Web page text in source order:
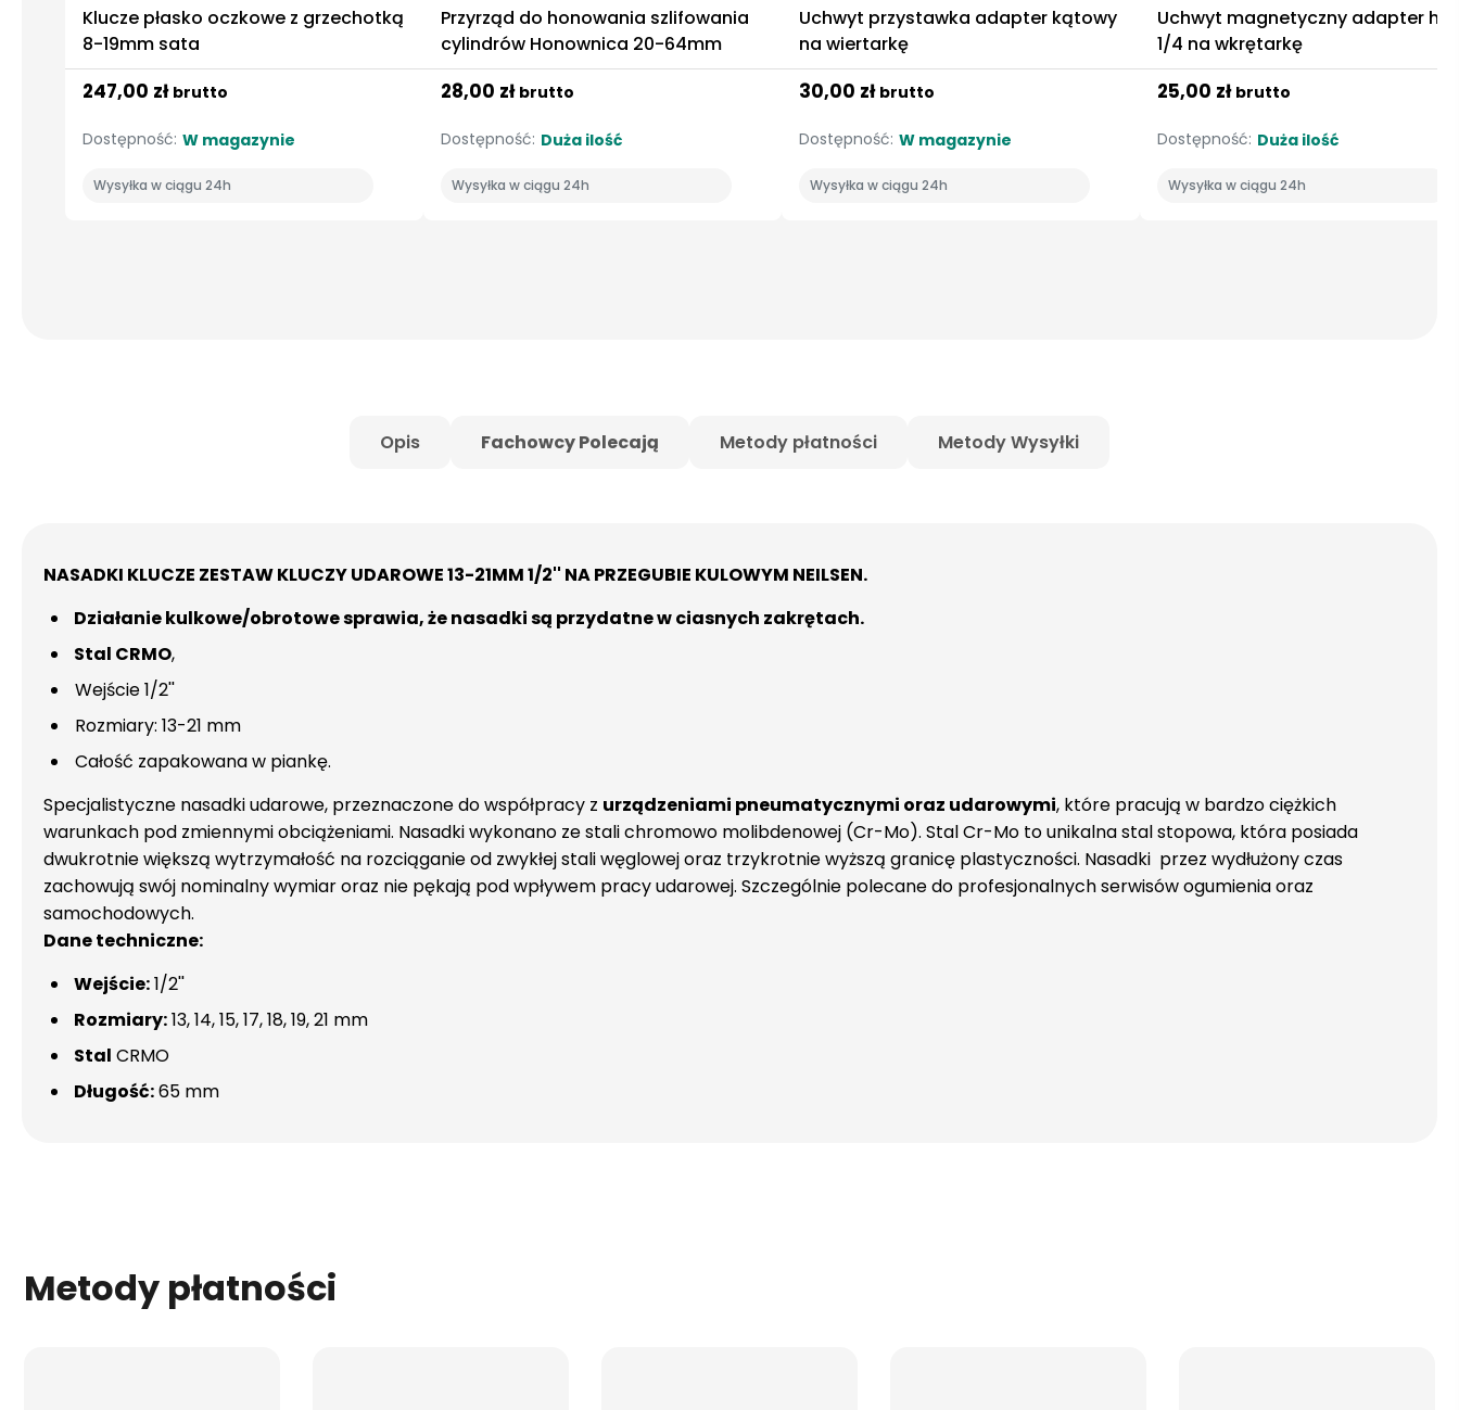
Klucze płasko oczkowe z grzechotką
8-19mm sata
247,00 zł brutto
Dostępność: W magazynie
Wysyłka w ciągu 24h
Przyrząd do honowania szlifowania
cylindrów Honownica 20-64mm
28,00 zł brutto
Dostępność: Duża ilość
Wysyłka w ciągu 24h
Uchwyt przystawka adapter kątowy
na wiertarkę
30,00 zł brutto
Dostępność: W magazynie
Wysyłka w ciągu 24h
Uchwyt magnetyczny adapter
1/4 na wkrętarkę
25,00 zł brutto
Dostępność: Duża ilość
Wysyłka w ciągu 24h
Opis Fachowcy Polecają Metody płatności Metody Wysyłki
NASADKI KLUCZE ZESTAW KLUCZY UDAROWE 13-21MM 1/2'' NA PRZEGUBIE KULOWYM NEILSEN.
Działanie kulkowe/obrotowe sprawia, że ​​nasadki są przydatne w ciasnych zakrętach.
Stal CRMO,
Wejście 1/2''
Rozmiary: 13-21 mm
Całość zapakowana w piankę.
Specjalistyczne nasadki udarowe, przeznaczone do współpracy z urządzeniami pneumatycznymi oraz udarowymi, które pracują w bardzo ciężkich
warunkach pod zmiennymi obciążeniami. Nasadki wykonano ze stali chromowo molibdenowej (Cr-Mo). Stal Cr-Mo to unikalna stal stopowa, która posiada
dwukrotnie większą wytrzymałość na rozciąganie od zwykłej stali węglowej oraz trzykrotnie wyższą granicę plastyczności. Nasadki przez wydłużony czas
zachowują swój nominalny wymiar oraz nie pękają pod wpływem pracy udarowej. Szczególnie polecane do profesjonalnych serwisów ogumienia oraz
samochodowych.
Dane techniczne:
Wejście:1/2''
Rozmiary:13, 14, 15, 17, 18, 19, 21 mm
Stal CRMO
Długość:65 mm
Metody płatności